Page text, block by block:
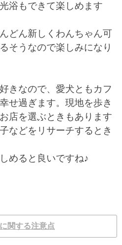
浴もできて楽しめます
どん新しくわんちゃん可
そうなので楽しみになり
きなので、愛犬ともカフ
せ過ぎます。現地を歩き
店を選ぶときもあります
などをリサーチするとき
めると良いですね♪
関する注意点